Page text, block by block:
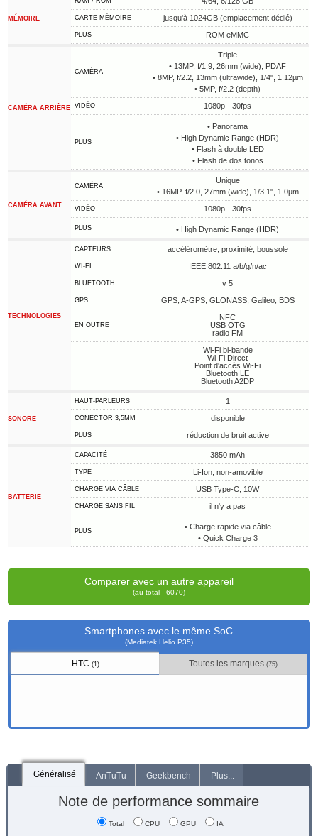
MÉMOIRE CARTE MÉMOIRE jusqu'à 1024GB (emplacement dédié)
PLUS ROM eMMC
CAMÉRA ARRIÈRE
CAMÉRA
Triple
• 13MP, f/1.9, 26mm (wide), PDAF
• 8MP, f/2.2, 13mm (ultrawide), 1/4", 1.12µm
• 5MP, f/2.2 (depth)
VIDÉO 1080p - 30fps
PLUS
• Panorama
• High Dynamic Range (HDR)
• Flash à double LED
• Flash de dos tonos
CAMÉRA AVANT
CAMÉRA
Unique
• 16MP, f/2.0, 27mm (wide), 1/3.1", 1.0µm
VIDÉO 1080p - 30fps
PLUS • High Dynamic Range (HDR)
TECHNOLOGIES
CAPTEURS accéléromètre, proximité, boussole
WI-FI IEEE 802.11 a/b/g/n/ac
BLUETOOTH v 5
GPS GPS, A-GPS, GLONASS, Galileo, BDS
EN OUTRE
NFC
USB OTG
radio FM
Wi-Fi bi-bande
Wi-Fi Direct
Point d'accès Wi-Fi
Bluetooth LE
Bluetooth A2DP
SONORE
HAUT-PARLEURS 1
CONECTOR 3,5MM disponible
PLUS réduction de bruit active
BATTERIE
CAPACITÉ 3850 mAh
TYPE Li-Ion, non-amovible
CHARGE VIA CÂBLE USB Type-C, 10W
CHARGE SANS FIL il n'y a pas
PLUS
• Charge rapide via câble
• Quick Charge 3
Comparer avec un autre appareil
(au total - 6070)
Smartphones avec le même SoC
(Mediatek Helio P35)
HTC (1) Toutes les marques(75)
Généralisé AnTuTu Geekbench Plus...
Note de performance sommaire
Total CPU GPU IA